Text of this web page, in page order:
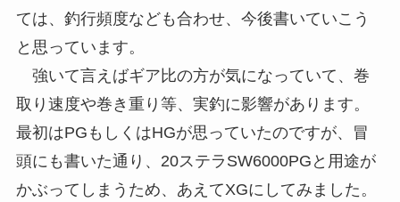
ては、釣行頻度なども合わせ、今後書いていこう
と思っています。
強いて言えばギア比の方が気になっていて、巻
取り速度や巻き重り等、実釣に影響があります。
最初はPGもしくはHGが思っていたのですが、冒
頭にも書いた通り、20ステラSW6000PGと用途が
かぶってしまうため、あえてXGにしてみました。